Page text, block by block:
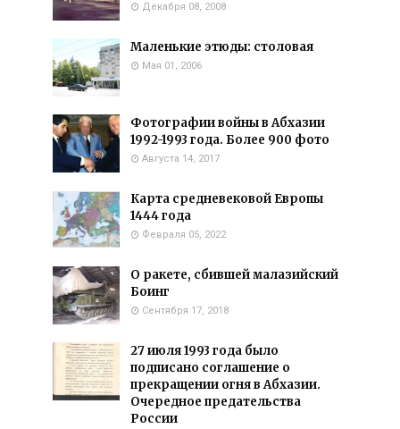
Декабря 08, 2008
Маленькие этюды: столовая
Мая 01, 2006
Фотографии войны в Абхазии
1992-1993 года. Более 900 фото
Августа 14, 2017
Карта средневековой Европы
1444 года
Февраля 05, 2022
О ракете, сбившей малазийский
Боинг
Сентября 17, 2018
27 июля 1993 года было
подписано соглашение о
прекращении огня в Абхазии.
Очередное предательства
России